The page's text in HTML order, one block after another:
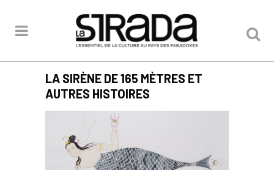
LA SIRÈNE DE 165 MÈTRES ET
AUTRES HISTOIRES